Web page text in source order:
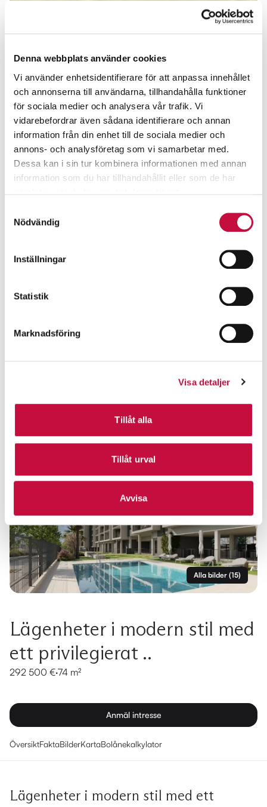
Denna webbplats använder cookies
Vi använder enhetsidentifierare för att anpassa innehållet
och annonserna till användarna, tillhandahålla funktioner
för sociala medier och analysera vår trafik. Vi
vidarebefordrar även sådana identifierare och annan
information från din enhet till de sociala medier och
annons- och analysföretag som vi samarbetar med.
Dessa kan i sin tur kombinera informationen med annan
information som du har tillhandahållit eller som de har
Nödvändig
Inställningar
Statistik
Marknadsföring
Visa detaljer
Tillåt alla
Tillåt urval
Avvisa
Alla bilder (15)
Lägenheter i modern stil med
ett privilegierat ..
292 500 €·74 m²
Anmäl intresse
ÖversiktFaktaBilderKartaBolånekalkylator
Lägenheter i modern stil med ett